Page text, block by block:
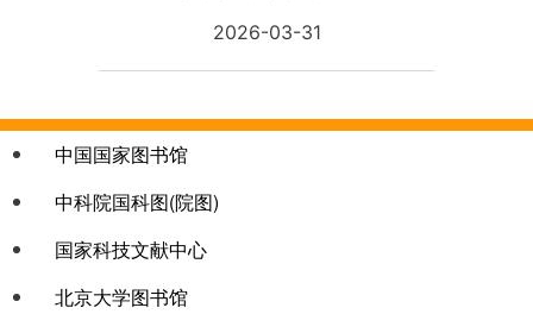
2026-03-31
链接col-1
中国国家图书馆
中科院国科图(院图)
国家科技文献中心
北京大学图书馆